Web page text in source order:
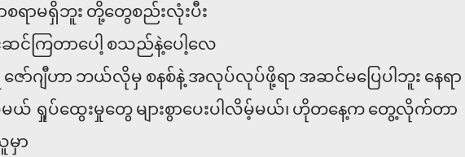
ရာမရှိဘူး တို့တွေစည်းလုံးပီး
ဆင်ကြတာပေါ့ စသည်နဲ့ပေါ့လေ
ော်ဂျီဟာ ဘယ်လိုမှ စနစ်နဲ့ အလုပ်လုပ်ဖို့ရာ အဆင်မပြေပါဘူး နေရာ
မယ် ရှုပ်ထွေးမှုတွေ များစွာပေးပါလိမ့်မယ်၊ ဟိုတနေ့က တွေ့လိုက်တာ
မှာ